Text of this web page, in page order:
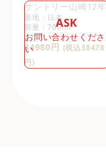
サントリー山崎12年
産地：日本
容量：700ml
34980円 (税込38478
円)
ASK
お問い合わせくださ
い